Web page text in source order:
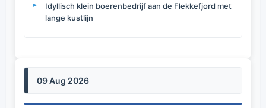
Idyllisch klein boerenbedrijf aan de Flekkefjord met
lange kustlijn
09 Aug 2026